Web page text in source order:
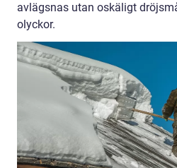
avlägsnas utan oskäligt
olyckor.